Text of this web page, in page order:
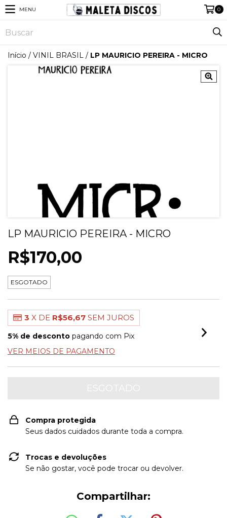
MENU 0
Início / VINIL BRASIL / LP MAURICIO PEREIRA - MICRO
LP MAURICIO PEREIRA - MICRO
R$170,00
ESGOTADO
3 X DE R$56,67 SEM JUROS
5% de desconto pagando com Pix
VER MEIOS DE PAGAMENTO
Compra protegida
Seus dados cuidados durante toda a compra.
Trocas e devoluções
Se não gostar, você pode trocar ou devolver.
Compartilhar: